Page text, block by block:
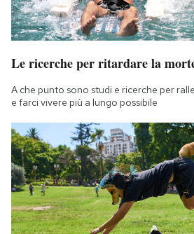
Le ricerche per ritardare la
A che punto sono studi e ricerche per
e farci vivere più a lungo possibile